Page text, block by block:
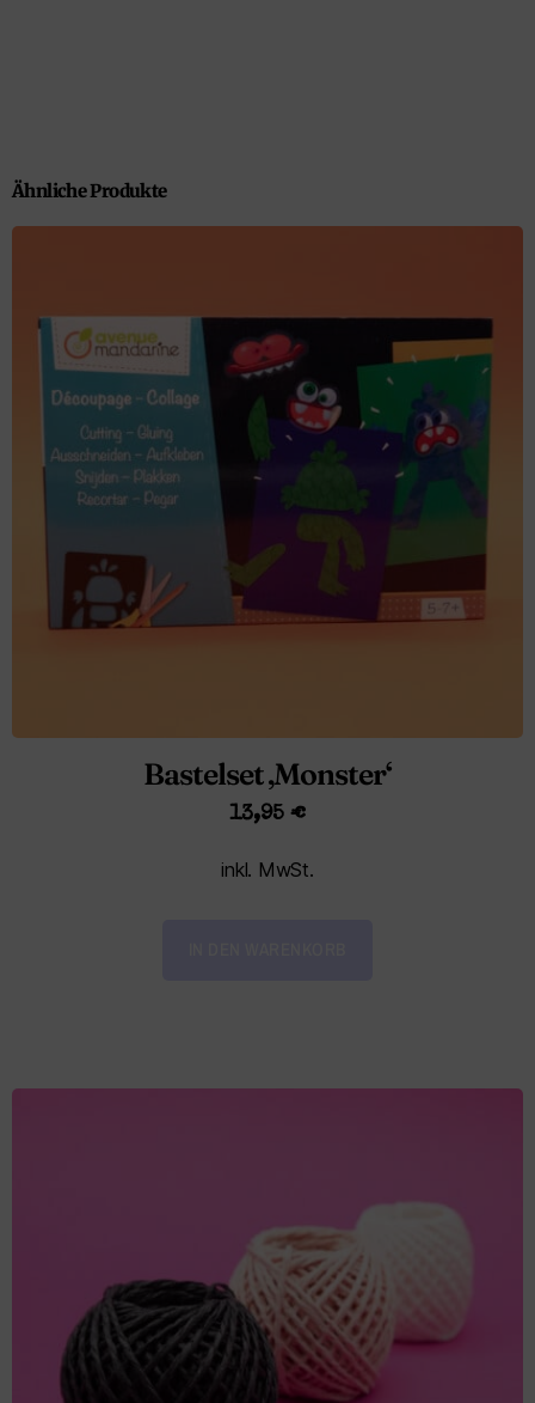
Ähnliche Produkte
Bastelset ‚Monster‘
13,95 €
inkl. MwSt.